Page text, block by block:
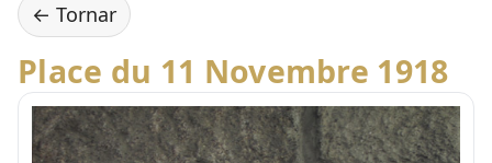
← Tornar
Place du 11 Novembre 1918